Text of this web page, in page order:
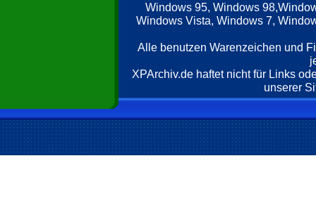
Windows 95, Windows
Windows Vista, Windows 7,
Alle benutzen Warenzeichen und
XPArchiv.de haftet nicht für Links
unserer